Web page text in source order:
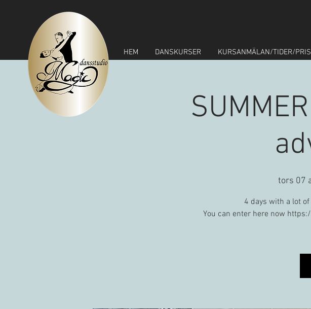
HEM DANSKURSER KURSANMÄLAN/TIDER/
tors 07
4 days with a lot
You can enter here now